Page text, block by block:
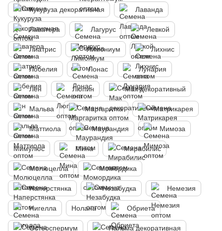
Кукуруза декоративная Лаванда
Лаватера Лагурус Левкой
Лиатрис Лимониум Лихнис
Лобелия Лонас Лунария
Лен Люпин Мак декоративный
Мальва Маргаритка Матрикарея
Маттиола Маурандия Мимоза
Мимулюс Мина Мирабилис
Молюцелла Момордика
Наперстянка Незабудка Немезия
Нигелла Нолана Обриета
Остеоспермум Пальма декоративная